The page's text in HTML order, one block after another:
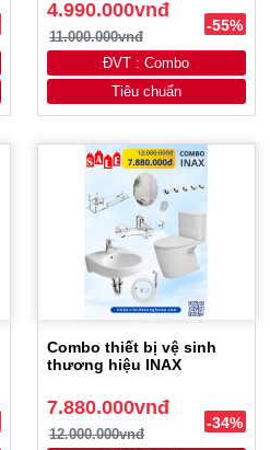
4.990.000vnđ
11.000.000vnđ
-55%
ĐVT : Combo
Tiêu chuẩn
Combo thiết bị vệ sinh
thương hiệu INAX
7.880.000vnđ
12.000.000vnđ
-34%